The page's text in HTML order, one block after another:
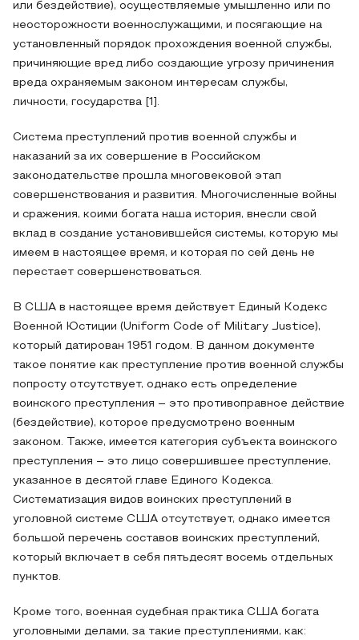
или бездействие), осуществляемые умышленно или по
неосторожности военнослужащими, и посягающие на
установленный порядок прохождения военной службы,
причиняющие вред либо создающие угрозу причинения
вреда охраняемым законом интересам службы,
личности, государства [1].
Система преступлений против военной службы и
наказаний за их совершение в Российском
законодательстве прошла многовековой этап
совершенствования и развития. Многочисленные войны
и сражения, коими богата наша история, внесли свой
вклад в создание установившейся системы, которую мы
имеем в настоящее время, и которая по сей день не
перестает совершенствоваться.
В США в настоящее время действует Единый Кодекс
Военной Юстиции (Uniform Code of Military Justice),
который датирован 1951 годом. В данном документе
такое понятие как преступление против военной службы
попросту отсутствует, однако есть определение
воинского преступления – это противоправное действие
(бездействие), которое предусмотрено военным
законом. Также, имеется категория субъекта воинского
преступления – это лицо совершившее преступление,
указанное в десятой главе Единого Кодекса.
Систематизация видов воинских преступлений в
уголовной системе США отсутствует, однако имеется
большой перечень составов воинских преступлений,
который включает в себя пятьдесят восемь отдельных
пунктов.
Кроме того, военная судебная практика США богата
уголовными делами, за такие преступлениями, как: